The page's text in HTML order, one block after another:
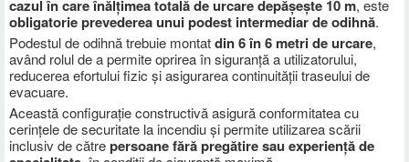
cazul în care înălțimea totală de urcare depășește 10 m, este
obligatorie prevederea unui podest intermediar de odihnă.
Podestul de odihnă trebuie montatdin 6 în 6 metri de urcare,
având rolul de a permite oprirea în siguranță a utilizatorului,
reducerea efortului fizic și asigurarea continuității traseului de
evacuare.
Această configurație constructivă asigură conformitatea cu
cerințele de securitate la incendiu și permite utilizarea scării
inclusiv de cătrepersoane fără pregătire sau experiență de